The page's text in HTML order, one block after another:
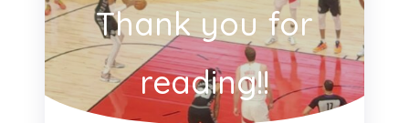
Thank you for
reading!!